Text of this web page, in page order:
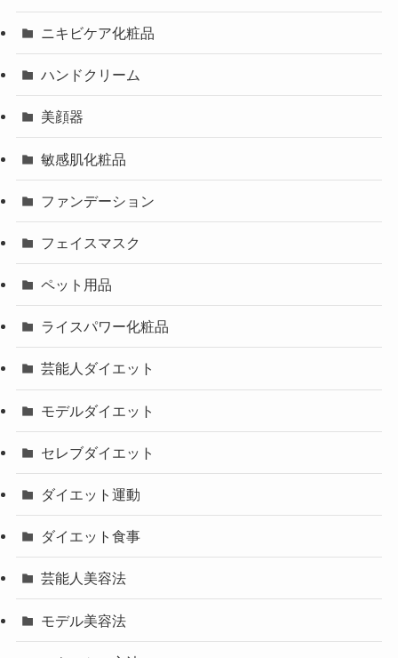
ニキビケア化粧品
ハンドクリーム
美顔器
敏感肌化粧品
ファンデーション
フェイスマスク
ペット用品
ライスパワー化粧品
芸能人ダイエット
モデルダイエット
セレブダイエット
ダイエット運動
ダイエット食事
芸能人美容法
モデル美容法